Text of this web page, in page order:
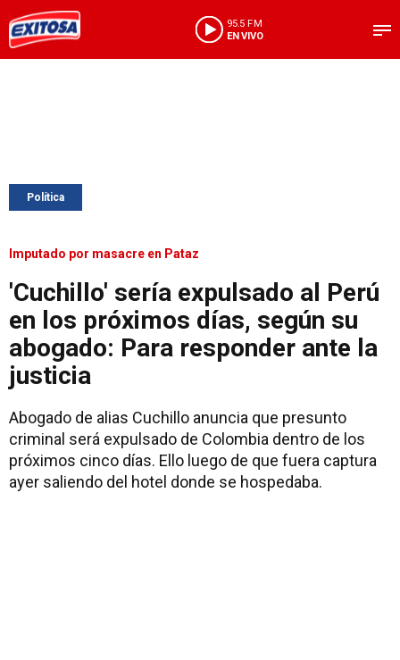
95.5 FM
EN VIVO
Política
Imputado por masacre en Pataz
'Cuchillo' sería expulsado al Perú
en los próximos días, según su
abogado: Para responder ante la
justicia
Abogado de alias Cuchillo anuncia que presunto
criminal será expulsado de Colombia dentro de los
próximos cinco días. Ello luego de que fuera captura
ayer saliendo del hotel donde se hospedaba.